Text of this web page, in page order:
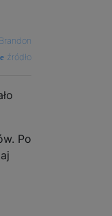
źródło
Po